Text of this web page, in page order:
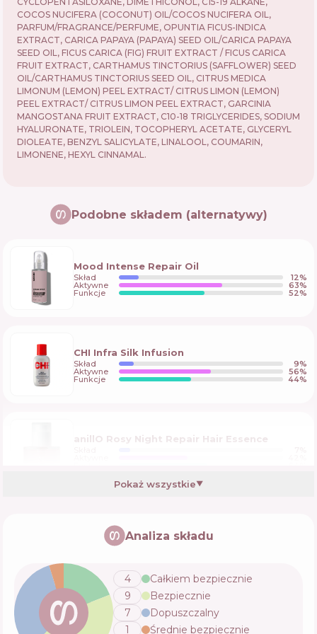
COCOS NUCIFERA (COCONUT) OIL/COCOS NUCIFERA OIL,
PARFUM/FRAGRANCE/PERFUME, OPUNTIA FICUS-INDICA
EXTRACT, CARICA PAPAYA (PAPAYA) SEED OIL/CARICA PAPAYA
SEED OIL, FICUS CARICA (FIG) FRUIT EXTRACT / FICUS CARICA
FRUIT EXTRACT, CARTHAMUS TINCTORIUS (SAFFLOWER) SEED
OIL/CARTHAMUS TINCTORIUS SEED OIL, CITRUS MEDICA
LIMONUM (LEMON) PEEL EXTRACT/ CITRUS LIMON (LEMON)
PEEL EXTRACT/ CITRUS LIMON PEEL EXTRACT, GARCINIA
MANGOSTANA FRUIT EXTRACT, C10-18 TRIGLYCERIDES, SODIUM
HYALURONATE, TRIOLEIN, TOCOPHERYL ACETATE, GLYCERYL
DIOLEATE, BENZYL SALICYLATE, LINALOOL, COUMARIN,
LIMONENE, HEXYL CINNAMAL.
Podobne składem (alternatywy)
Mood Intense Repair Oil
Skład 12%
Aktywne 63%
Funkcje 52%
CHI Infra Silk Infusion
Skład 9%
Aktywne 56%
Funkcje 44%
anillO Rosy Night Repair Hair Essence
Weight Leave-In Treatment
Curly Shyll Moisture Glow Hair Essence
Skład
Aktywne
Pokaż wszystkie▼
Analiza składu
4
Całkiem bezpiecznie
9
Bezpiecznie
7
Dopuszczalny
1
Średnie bezpiecznie